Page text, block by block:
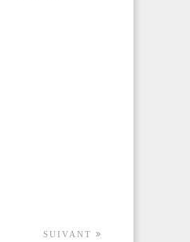
SUIVANT